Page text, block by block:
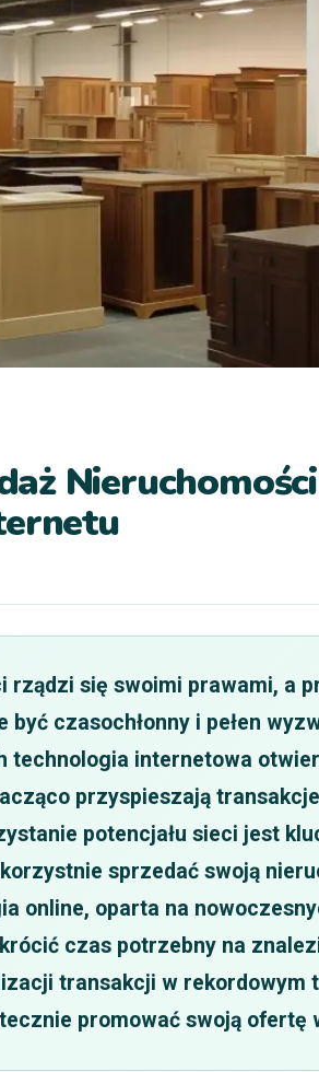
rządzi się swoimi prawami, a
być czasochłonny i pełen
technologia internetowa
przyspieszają
potencjału sieci jest
sprzedać swoją
online, oparta na
czas potrzebny na
transakcji w rekordowym
promować swoją ofertę